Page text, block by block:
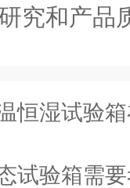
究和产品
湿试验箱在
试验箱需